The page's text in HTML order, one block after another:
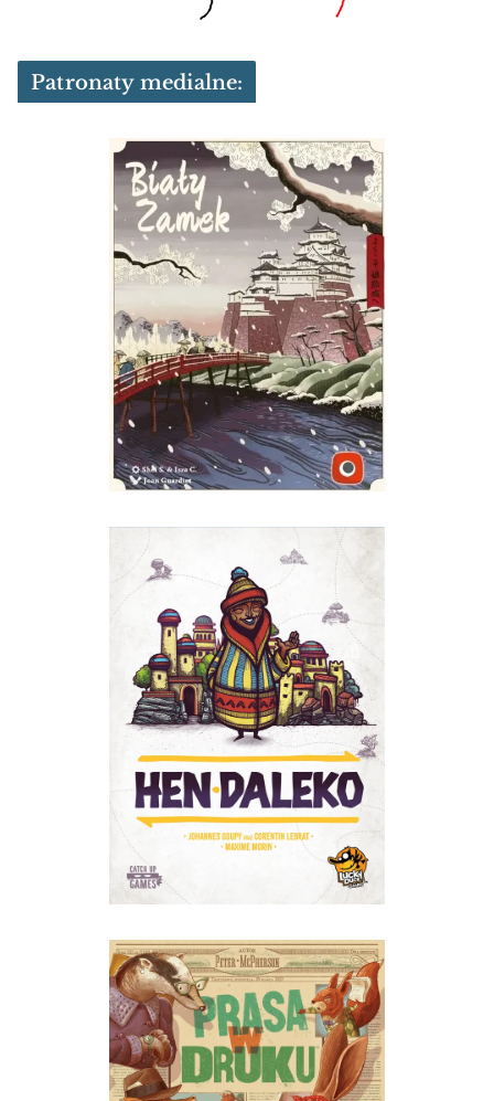
Patronaty medialne: